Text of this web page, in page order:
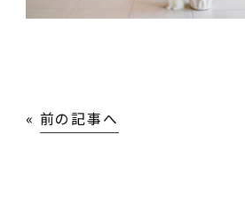
« 前の記事へ